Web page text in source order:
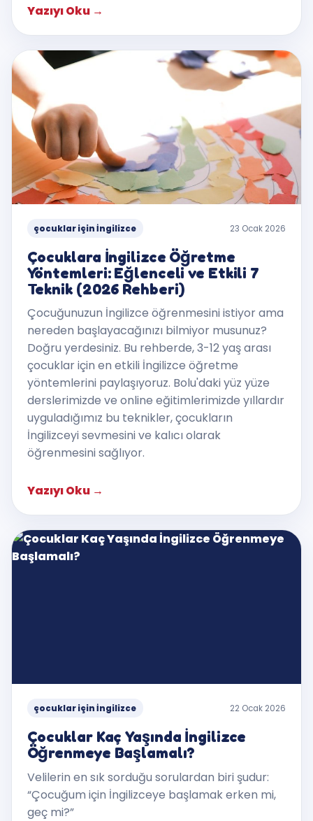
Yazıyı Oku →
çocuklar için İngilizce 23 Ocak 2026
Çocuklara İngilizce Öğretme
Yöntemleri: Eğlenceli ve Etkili 7
Teknik (2026 Rehberi)
Çocuğunuzun İngilizce öğrenmesini istiyor ama
nereden başlayacağınızı bilmiyor musunuz?
Doğru yerdesiniz. Bu rehberde, 3-12 yaş arası
çocuklar için en etkili İngilizce öğretme
yöntemlerini paylaşıyoruz. Bolu'daki yüz yüze
derslerimizde ve online eğitimlerimizde yıllardır
uyguladığımız bu teknikler, çocukların
İngilizceyi sevmesini ve kalıcı olarak
öğrenmesini sağlıyor.
Yazıyı Oku →
çocuklar için İngilizce 22 Ocak 2026
Çocuklar Kaç Yaşında İngilizce
Öğrenmeye Başlamalı?
Velilerin en sık sorduğu sorulardan biri şudur:
“Çocuğum için İngilizceye başlamak erken mi,
geç mi?”